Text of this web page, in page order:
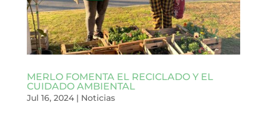
MERLO FOMENTA EL RECICLADO Y EL
CUIDADO AMBIENTAL
Jul 16, 2024| Noticias